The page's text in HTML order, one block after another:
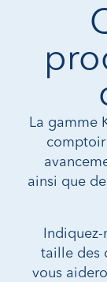
La gamme
comptoir
ainsi que
taille des
vous